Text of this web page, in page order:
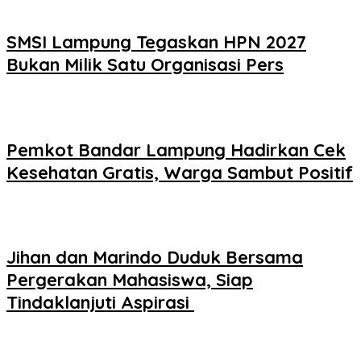
SMSI Lampung Tegaskan HPN 2027
Bukan Milik Satu Organisasi Pers
Pemkot Bandar Lampung Hadirkan Cek
Kesehatan Gratis, Warga Sambut Positif
Jihan dan Marindo Duduk Bersama
Pergerakan Mahasiswa, Siap
Tindaklanjuti Aspirasi